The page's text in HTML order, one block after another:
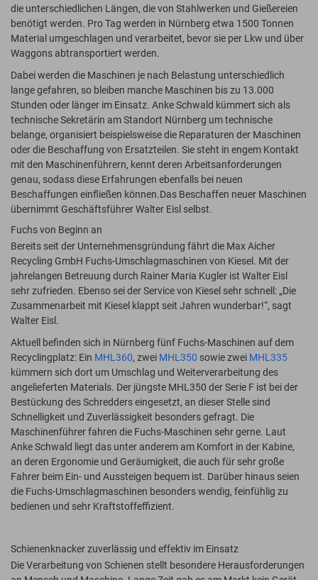
die unterschiedlichen Längen, die von Stahlwerken und Gießereien
benötigt werden. Pro Tag werden in Nürnberg etwa 1500 Tonnen
Material umgeschlagen und verarbeitet, bevor sie per Lkw und über
Waggons abtransportiert werden.
Dabei werden die Maschinen je nach Belastung unterschiedlich
lange gefahren, so bleiben manche Maschinen bis zu 13.000
Stunden oder länger im Einsatz. Anke Schwald kümmert sich als
technische Sekretärin am Standort Nürnberg um technische
belange, organisiert beispielsweise die Reparaturen der Maschinen
oder die Beschaffung von Ersatzteilen. Sie steht in engem Kontakt
mit den Maschinenführern, kennt deren Arbeitsanforderungen
genau, sodass diese Erfahrungen ebenfalls bei neuen
Beschaffungen einfließen können.Das Beschaffen neuer Maschinen
übernimmt Geschäftsführer Walter Eisl selbst.
Fuchs von Beginn an
Bereits seit der Unternehmensgründung fährt die Max Aicher
Recycling GmbH Fuchs-Umschlagmaschinen von Kiesel. Mit der
jahrelangen Betreuung durch Rainer Maria Kugler ist Walter Eisl
sehr zufrieden. Ebenso sei der Service von Kiesel sehr schnell: „Die
Zusammenarbeit mit Kiesel klappt seit Jahren wunderbar!“, sagt
Walter Eisl.
Aktuell befinden sich in Nürnberg fünf Fuchs-Maschinen auf dem
Recyclingplatz: Ein MHL360, zwei MHL350 sowie zwei MHL335
kümmern sich dort um Umschlag und Weiterverarbeitung des
angelieferten Materials. Der jüngste MHL350 der Serie F ist bei der
Bestückung des Schredders eingesetzt, an dieser Stelle sind
Schnelligkeit und Zuverlässigkeit besonders gefragt. Die
Maschinenführer fahren die Fuchs-Maschinen sehr gerne. Laut
Anke Schwald liegt das unter anderem am Komfort in der Kabine,
an deren Ergonomie und Geräumigkeit, die auch für sehr große
Fahrer beim Ein- und Aussteigen bequem ist. Darüber hinaus seien
die Fuchs-Umschlagmaschinen besonders wendig, feinfühlig zu
bedienen und sehr Kraftstoffeffizient.
Schienenknacker zuverlässig und effektiv im Einsatz
Die Verarbeitung von Schienen stellt besondere Herausforderungen